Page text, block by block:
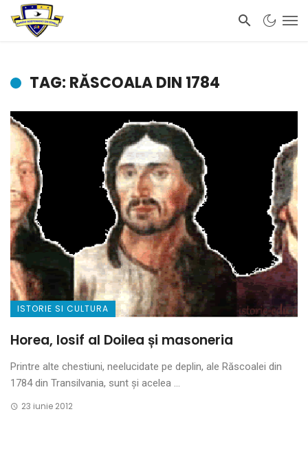
TAG: RĂSCOALA DIN 1784
ISTORIE SI CULTURA
Horea, Iosif al Doilea și masoneria
Printre alte chestiuni, neelucidate pe deplin, ale Răscoalei din
1784 din Transilvania, sunt și acelea ...
23 iunie 2012